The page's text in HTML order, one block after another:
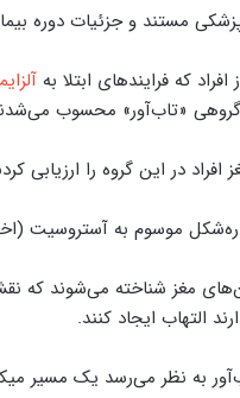
مستند و جزئیات دوره
که فرایندهای ابتلا به
گروهی «تاب‌آور» محسوب
در این گروه را ارزیابی
موسوم به آستروسیت
مغز شناخته می‌شوند که
التهاب ایجاد کنند.
به نظر می‌رسد یک مسیر